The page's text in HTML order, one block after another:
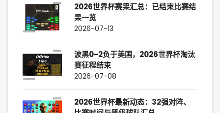
2026世界杯赛果汇总：已结束比赛结
果一览
2026-07-13
波黑0-2负于美国，2026世界杯淘汰
赛征程结束
2026-07-08
2026世界杯最新动态：32强对阵、